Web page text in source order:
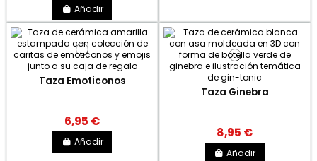
Añadir
Taza Emoticonos
6,95 €
Añadir
Taza Ginebra
8,95 €
Añadir